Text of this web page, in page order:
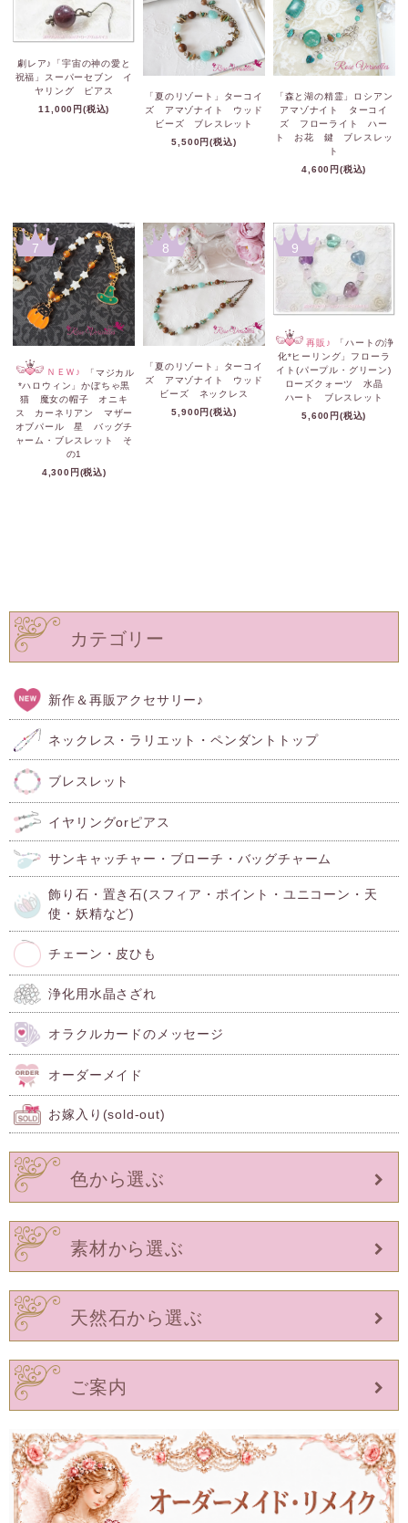
劇レア♪「宇宙の神の愛と
祝福」スーパーセブン イ
ヤリング ピアス
11,000円(税込)
「夏のリゾート」ターコイ
ズ アマゾナイト ウッド
ビーズ ブレスレット
5,500円(税込)
「森と湖の精霊」ロシアン
アマゾナイト ターコイ
ズ フローライト ハー
ト お花 鍵 ブレスレッ
ト
4,600円(税込)
7
ＮＥＷ♪
「マジカル
*ハロウィン」かぼちゃ黒
猫 魔女の帽子 オニキ
ス カーネリアン マザー
オブパール 星 バッグチ
ャーム・ブレスレット そ
の1
4,300円(税込)
8
「夏のリゾート」ターコイ
ズ アマゾナイト ウッド
ビーズ ネックレス
5,900円(税込)
9
再販♪
「ハートの浄
化*ヒーリング」フローラ
イト(パープル・グリーン)
ローズクォーツ 水晶
ハート ブレスレット
5,600円(税込)
カテゴリー
新作＆再販アクセサリー♪
ネックレス・ラリエット・ペンダントトップ
ブレスレット
イヤリングorピアス
サンキャッチャー・ブローチ・バッグチャーム
飾り石・置き石(スフィア・ポイント・ユニコーン・天
使・妖精など)
チェーン・皮ひも
浄化用水晶さざれ
オラクルカードのメッセージ
オーダーメイド
お嫁入り(sold-out)
色から選ぶ
素材から選ぶ
天然石から選ぶ
ご案内